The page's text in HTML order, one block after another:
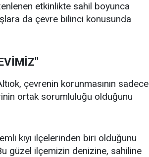
etkinlikte sahil boyunca
da çevre bilinci konusunda
çevrenin korunmasının sadece
ortak sorumluluğu olduğunu
kıyı ilçelerinden biri olduğunu
güzel ilçemizin denizine, sahiline